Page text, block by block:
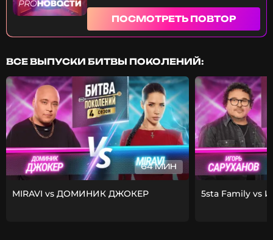
ПОСМОТРЕТЬ ПОВТОР
ВСЕ ВЫПУСКИ БИТВЫ ПОКОЛЕНИЙ:
64 МИН
MIRAVI vs ДОМИНИК ДЖОКЕР 5sta Family vs